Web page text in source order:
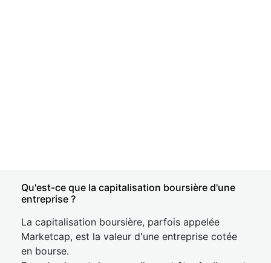
Qu'est-ce que la capitalisation boursière d'une
entreprise ?
La capitalisation boursière, parfois appelée
Marketcap, est la valeur d'une entreprise cotée
en bourse.